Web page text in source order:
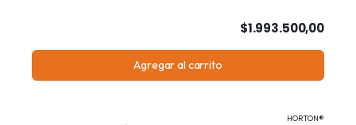
$1.993.500,00
Agregar al carrito
HORTON®